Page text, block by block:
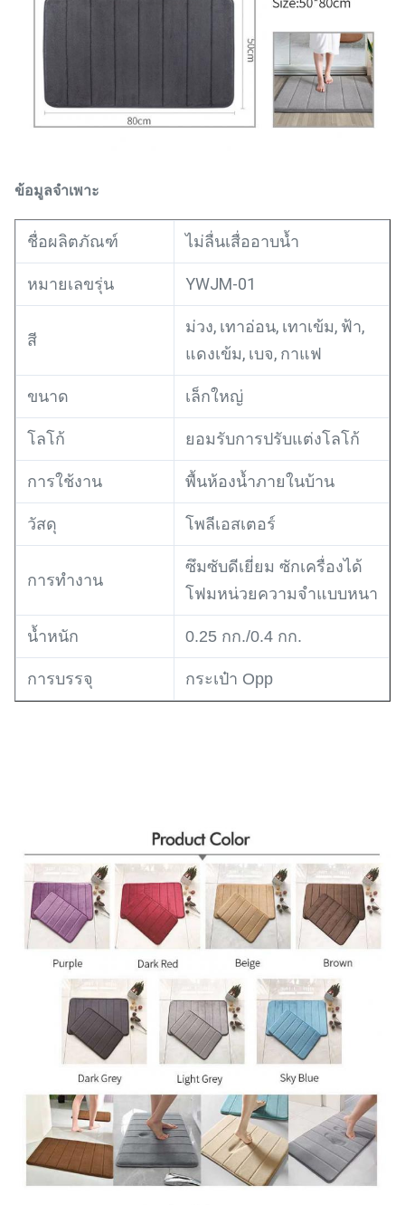
ข้อมูลจำเพาะ
ชื่อผลิตภัณฑ์ ไม่ลื่นเสื่ออาบน้ำ
หมายเลขรุ่น YWJM-01
สี
ม่วง, เทาอ่อน, เทาเข้ม, ฟ้า,
แดงเข้ม, เบจ, กาแฟ
ขนาด เล็กใหญ่
โลโก้ ยอมรับการปรับแต่งโลโก้
การใช้งาน พื้นห้องน้ำภายในบ้าน
วัสดุ โพลีเอสเตอร์
การทำงาน
ซึมซับดีเยี่ยม ซักเครื่องได้
โฟมหน่วยความจำแบบหนา
น้ำหนัก 0.25 กก./0.4 กก.
การบรรจุ กระเป๋า Opp